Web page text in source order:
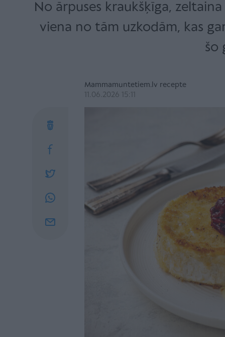
No ārpuses kraukšķīga,
viena no tām uzkodām, kas
šo
Mammamuntetiem.lv recepte
11.06.2026 15:11